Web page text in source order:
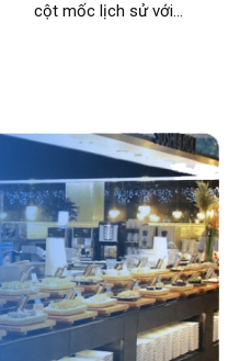
cột mốc lịch sử với...